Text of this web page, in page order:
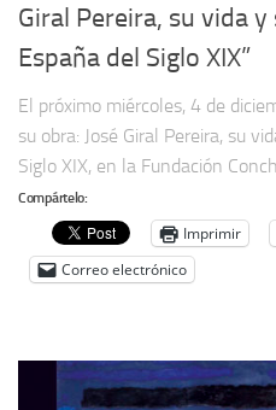
Giral Pereira, su vida
España del Siglo XIX”
El próximo miércoles, 4 de
su obra: José Giral Pereira, su
Siglo XIX, en la Fundación
Compártelo:
Imprimir
Correo electrónico